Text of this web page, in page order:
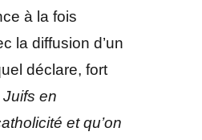
à la fois
la diffusion d’un
déclare, fort
en
et qu’on